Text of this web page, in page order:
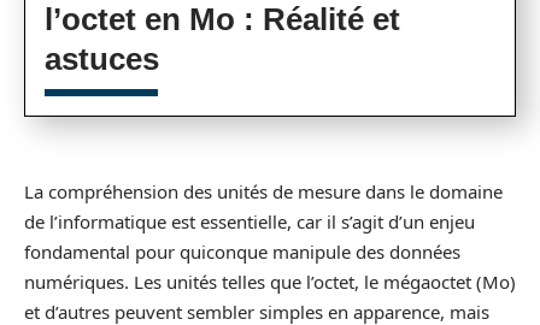
l’octet en Mo : Réalité et
astuces
La compréhension des unités de mesure dans le domaine
de l’informatique est essentielle, car il s’agit d’un enjeu
fondamental pour quiconque manipule des données
numériques. Les unités telles que l’octet, le mégaoctet (Mo)
et d’autres peuvent sembler simples en apparence, mais